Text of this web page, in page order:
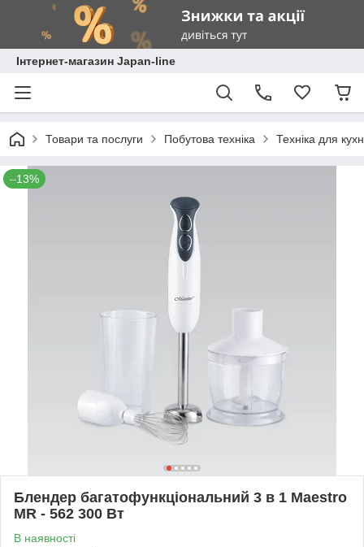
Інтернет-магазин Japan-line
Товари та послуги Побутова техніка Техніка для
–13%
Блендер багатофункціональний 3 в 1 Maestro
MR - 562 300 Вт
В наявності